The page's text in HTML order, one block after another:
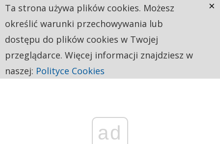
ad
Ta strona używa plików cookies. Możesz
określić warunki przechowywania lub
dostępu do plików cookies w Twojej
przeglądarce. Więcej informacji znajdziesz w
naszej: Polityce Cookies
×